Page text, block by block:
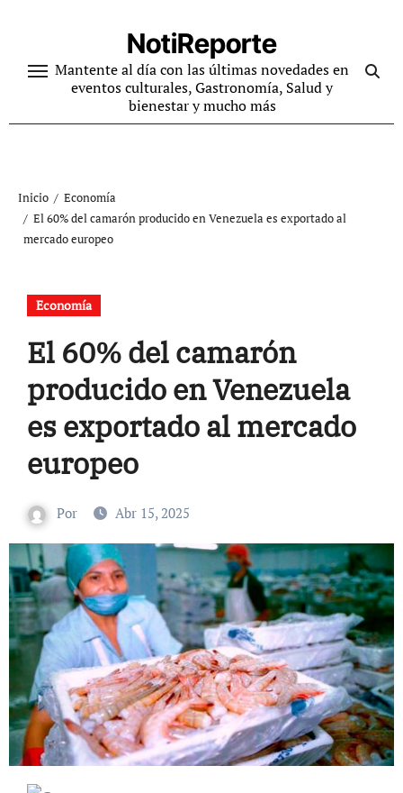
contenido
NotiReporte
Mantente al día con las últimas novedades en
eventos culturales, Gastronomía, Salud y
bienestar y mucho más
Inicio
Economía
El 60% del camarón producido en Venezuela es exportado al
mercado europeo
Economía
El 60% del camarón
producido en Venezuela
es exportado al mercado
europeo
Por Abr 15, 2025